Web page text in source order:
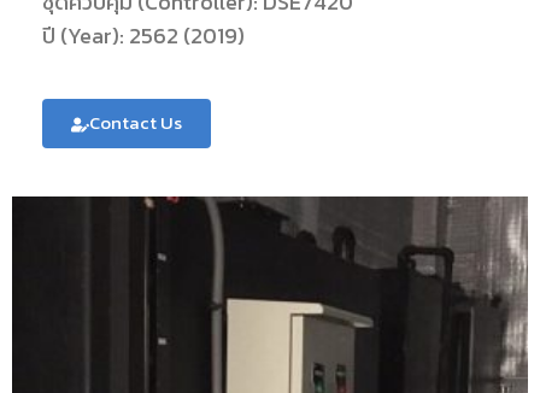
ปี (Year): 2562 (2019)
Contact Us